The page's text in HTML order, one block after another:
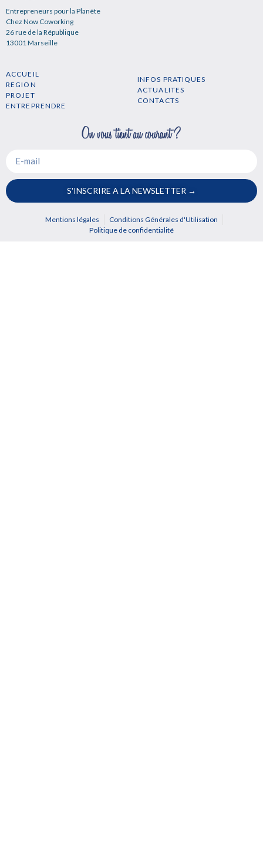
Entrepreneurs pour la Planète
Chez Now Coworking
26 rue de la République
13001 Marseille
ACCUEIL
REGION
PROJET
ENTREPRENDRE
INFOS PRATIQUES
ACTUALITES
CONTACTS
S'INSCRIRE A LA NEWSLETTER →
Mentions légales
Conditions Générales d'Utilisation
Politique de confidentialité